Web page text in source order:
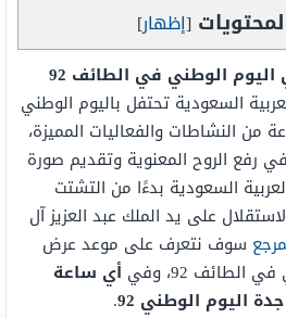
[إظهار]
موعد عرض الطائرات في اليوم الوطني في الطائف 92
السعودية تحتفل باليوم الوطني
النشاطات والفعاليات المميزة،
رفع الروح المعنوية وتقديم صورة
السعودية بدءًا من التشتت
على يد الملك عبد العزيز آل
سوف نتعرف على موعد عرض
92، وفي
أي ساعة
اليوم الوطني 92
.